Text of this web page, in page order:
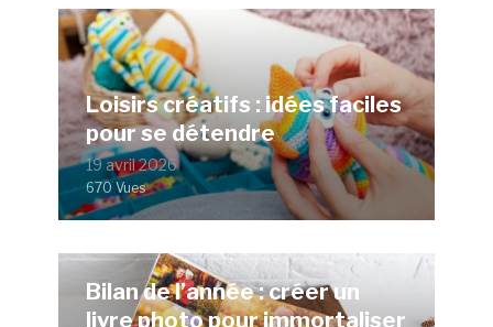
Loisirs créatifs : idées faciles
pour se détendre
19 avril 2026
670 Vues
Bilan de l’année : créer un
livre photo pour immortaliser